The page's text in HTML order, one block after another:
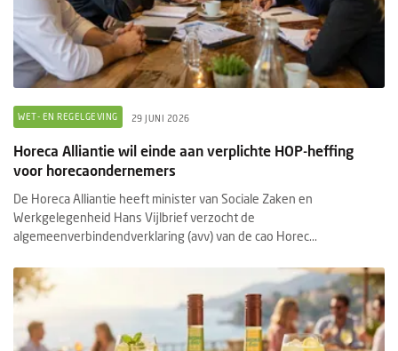
WET- EN REGELGEVING 29 JUNI 2026
Horeca Alliantie wil einde aan verplichte HOP-heffing
voor horecaondernemers
De Horeca Alliantie heeft minister van Sociale Zaken en
Werkgelegenheid Hans Vijlbrief verzocht de
algemeenverbindendverklaring (avv) van de cao Horec...